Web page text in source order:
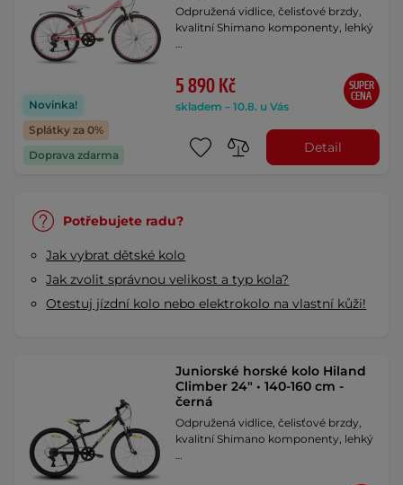
Novinka!
Splátky za 0%
Doprava zdarma
Odpružená vidlice, čelisťové brzdy,
kvalitní Shimano komponenty, lehký
…
5 890 Kč
skladem – 10.8. u Vás
SUPER
CENA
Detail
Potřebujete radu?
Jak vybrat dětské kolo
Jak zvolit správnou velikost a typ kola?
Otestuj jízdní kolo nebo elektrokolo na vlastní kůži!
Juniorské horské kolo Hiland
Climber 24" • 140-160 cm -
černá
Odpružená vidlice, čelisťové brzdy,
kvalitní Shimano komponenty, lehký
…